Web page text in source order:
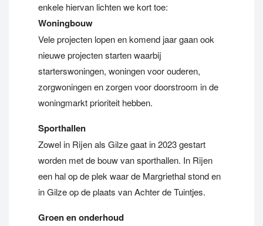
enkele hiervan lichten we kort toe:
Woningbouw
Vele projecten lopen en komend jaar gaan ook
nieuwe projecten starten waarbij
starterswoningen, woningen voor ouderen,
zorgwoningen en zorgen voor doorstroom in de
woningmarkt prioriteit hebben.
Sporthallen
Zowel in Rijen als Gilze gaat in 2023 gestart
worden met de bouw van sporthallen. In Rijen
een hal op de plek waar de Margriethal stond en
in Gilze op de plaats van Achter de Tuintjes.
Groen en onderhoud